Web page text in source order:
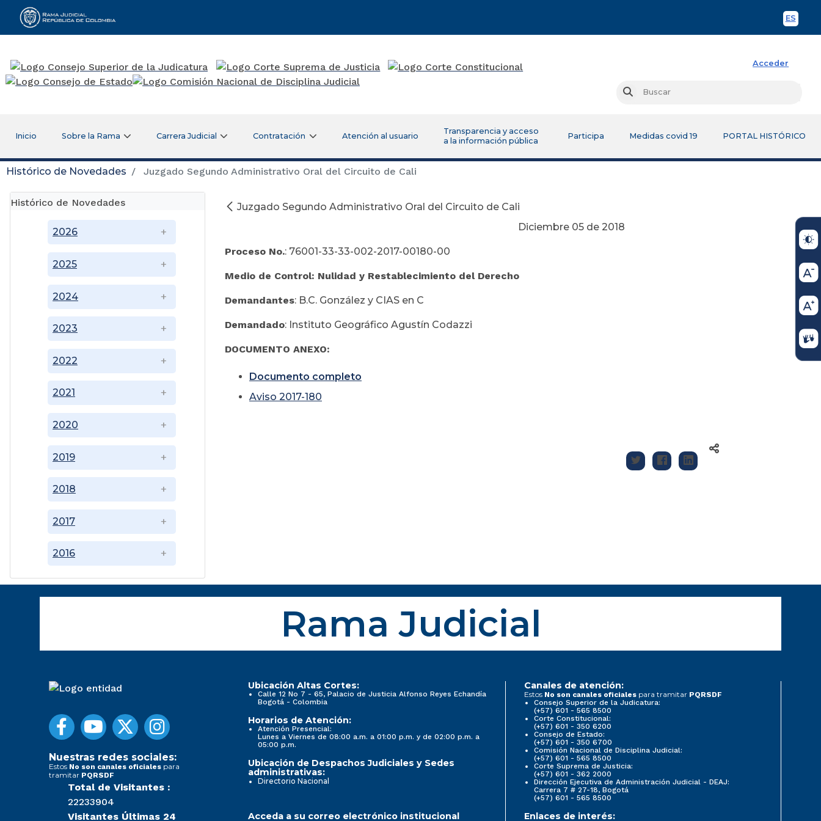
ES
Rama Judicial
Acceder
Buscar
Inicio Sobre la Rama Carrera Judicial Contratación Atención al usuario
Transparencia y acceso
a la información pública
Participa Medidas covid 19 PORTAL HISTÓRICO
Histórico de Novedades Juzgado Segundo Administrativo Oral del Circuito de Cali
Histórico de Novedades
2016
2017
2018
2019
2020
2021
2022
2023
2024
2025
2026
Juzgado Segundo Administrativo Oral del Circuito de Cali
Diciembre 05 de 2018
Proceso No.: 76001-33-33-002-2017-00180-00
Medio de Control: Nulidad y Restablecimiento del Derecho
Demandantes: B.C. González y CIAS en C
Demandado: Instituto Geográfico Agustín Codazzi
DOCUMENTO ANEXO:
Documento completo
Aviso 2017-180
Rama Judicial
Nuestras redes sociales:
Estos No son canales oficiales para
tramitar PQRSDF
Total de Visitantes :
22233904
Visitantes Últimas 24
Ubicación Altas Cortes:
Calle 12 No 7 - 65, Palacio de Justicia Alfonso Reyes Echandía
Bogotá - Colombia
Horarios de Atención:
Atención Presencial:
Lunes a Viernes de 08:00 a.m. a 01:00 p.m. y de 02:00 p.m. a
05:00 p.m.
Ubicación de Despachos Judiciales y Sedes
administrativas:
Directorio Nacional
Canales de atención:
Estos No son canales oficiales para tramitar PQRSDF
Consejo Superior de la Judicatura:
(+57) 601 - 565 8500
Corte Constitucional:
(+57) 601 - 350 6200
Consejo de Estado:
(+57) 601 - 350 6700
Comisión Nacional de Disciplina Judicial:
(+57) 601 - 565 8500
Corte Suprema de Justicia:
(+57) 601 - 362 2000
Dirección Ejecutiva de Administración Judicial - DEAJ:
Carrera 7 # 27-18, Bogotá
(+57) 601 - 565 8500
Acceda a su correo electrónico institucional Enlaces de interés: